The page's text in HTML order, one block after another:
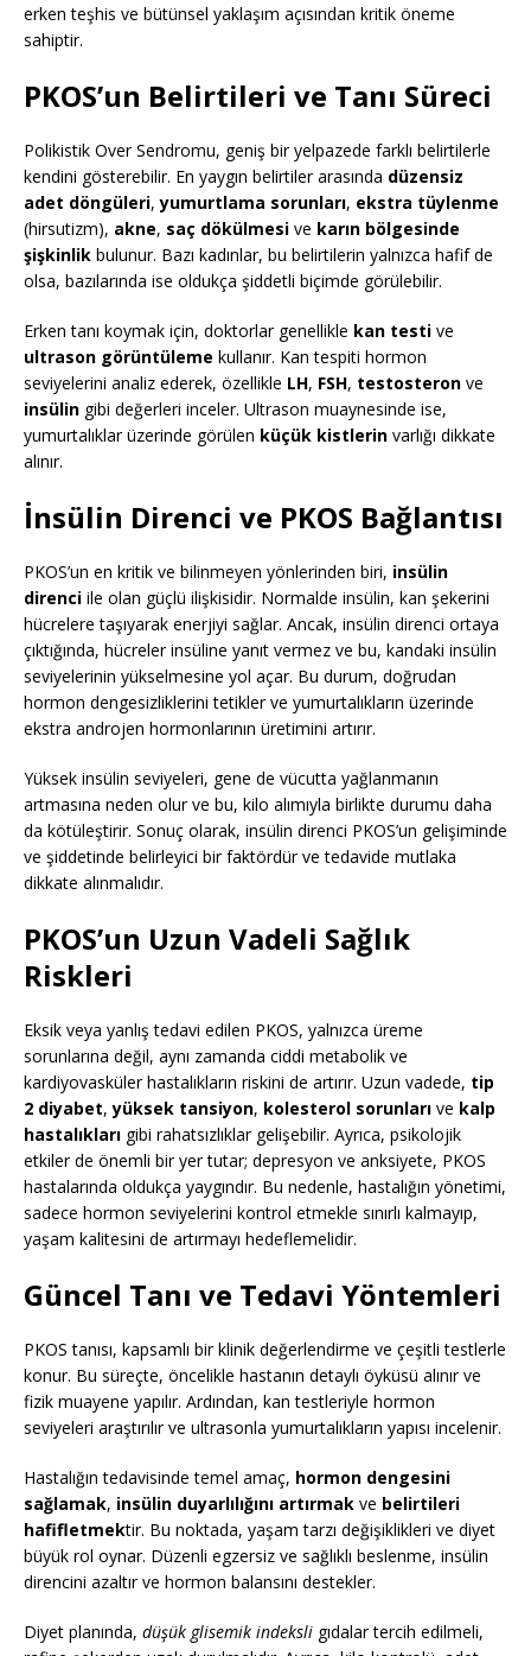
erken teşhis ve bütünsel yaklaşım açısından kritik öneme
sahiptir.
PKOS’un Belirtileri ve Tanı Süreci
Polikistik Over Sendromu, geniş bir yelpazede farklı belirtilerle
kendini gösterebilir. En yaygın belirtiler arasında düzensiz
adet döngüleri,yumurtlama sorunları, ekstra tüylenme
(hirsutizm), akne, saç dökülmesi ve karın bölgesinde
şişkinlik bulunur. Bazı kadınlar, bu belirtilerin yalnızca hafif de
olsa, bazılarında ise oldukça şiddetli biçimde görülebilir.
Erken tanı koymak için, doktorlar genellikle kan testi ve
ultrason görüntüleme kullanır. Kan tespiti hormon
seviyelerini analiz ederek, özellikle LH, FSH, testosteron ve
insülin gibi değerleri inceler. Ultrason muaynesinde ise,
yumurtalıklar üzerinde görülen küçük kistlerin varlığı dikkate
alınır.
İnsülin Direnci ve PKOS Bağlantısı
PKOS’un en kritik ve bilinmeyen yönlerinden biri, insülin
direnci ile olan güçlü ilişkisidir. Normalde insülin, kan şekerini
hücrelere taşıyarak enerjiyi sağlar. Ancak, insülin direnci ortaya
çıktığında, hücreler insüline yanıt vermez ve bu, kandaki insülin
seviyelerinin yükselmesine yol açar. Bu durum, doğrudan
hormon dengesizliklerini tetikler ve yumurtalıkların üzerinde
ekstra androjen hormonlarının üretimini artırır.
Yüksek insülin seviyeleri, gene de vücutta yağlanmanın
artmasına neden olur ve bu, kilo alımıyla birlikte durumu daha
da kötüleştirir. Sonuç olarak, insülin direnci PKOS’un gelişiminde
ve şiddetinde belirleyici bir faktördür ve tedavide mutlaka
dikkate alınmalıdır.
PKOS’un Uzun Vadeli Sağlık
Riskleri
Eksik veya yanlış tedavi edilen PKOS, yalnızca üreme
sorunlarına değil, aynı zamanda ciddi metabolik ve
kardiyovasküler hastalıkların riskini de artırır. Uzun vadede, tip
2 diyabet,yüksek tansiyon, kolesterol sorunları ve kalp
hastalıkları gibi rahatsızlıklar gelişebilir. Ayrıca, psikolojik
etkiler de önemli bir yer tutar; depresyon ve anksiyete, PKOS
hastalarında oldukça yaygındır. Bu nedenle, hastalığın yönetimi,
sadece hormon seviyelerini kontrol etmekle sınırlı kalmayıp,
yaşam kalitesini de artırmayı hedeflemelidir.
Güncel Tanı ve Tedavi Yöntemleri
PKOS tanısı, kapsamlı bir klinik değerlendirme ve çeşitli testlerle
konur. Bu süreçte, öncelikle hastanın detaylı öyküsü alınır ve
fizik muayene yapılır. Ardından, kan testleriyle hormon
seviyeleri araştırılır ve ultrasonla yumurtalıkların yapısı incelenir.
Hastalığın tedavisinde temel amaç, hormon dengesini
sağlamak, insülin duyarlılığını artırmak ve belirtileri
hafifletmektir. Bu noktada, yaşam tarzı değişiklikleri ve diyet
büyük rol oynar. Düzenli egzersiz ve sağlıklı beslenme, insülin
direncini azaltır ve hormon balansını destekler.
Diyet planında, düşük glisemik indeksli gıdalar tercih edilmeli,